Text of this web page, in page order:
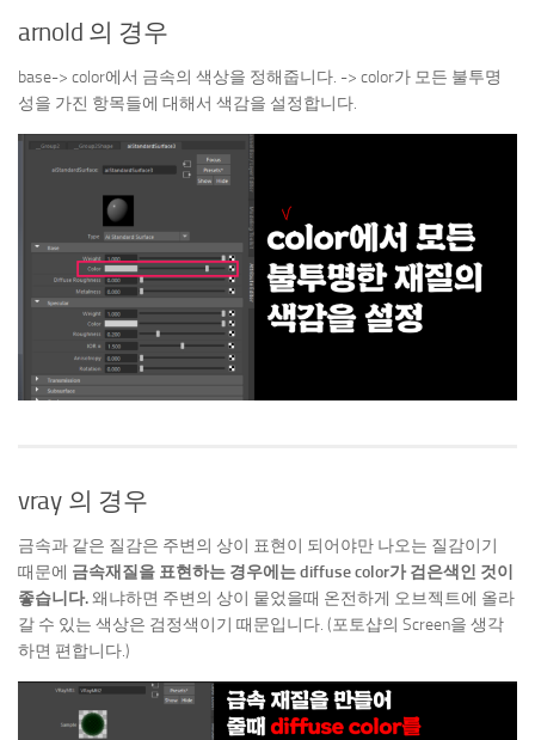
arnold 의 경우
base-> color에서 금속의 색상을 정해줍니다. -> color가 모든 불투명
성을 가진 항목들에 대해서 색감을 설정합니다.
vray 의 경우
금속과 같은 질감은 주변의 상이 표현이 되어야만 나오는 질감이기
때문에 금속재질을 표현하는 경우에는 diffuse color가 검은색인 것이
좋습니다.왜냐하면 주변의 상이 뭍었을때 온전하게 오브젝트에 올라
갈 수 있는 색상은 검정색이기 때문입니다. (포토샵의 Screen을 생각
하면 편합니다.)